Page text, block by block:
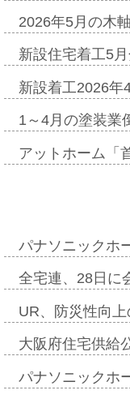
2026年5月の木
新設住宅着工5
新設着工2026
1～4月の塗装業
アットホーム「
パナソニックホ
全宅連、28日に
UR、防災性向
大阪府住宅供給
パナソニックホ